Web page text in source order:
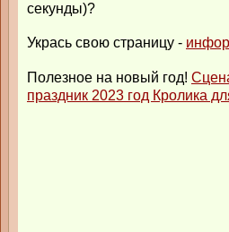
секунды)?
Укрась свою страницу -
Полезное на новый год!
праздник 2023 год Кролика